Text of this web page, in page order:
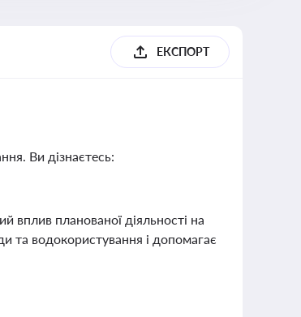
ЕКСПОРТ
Ви дізнаєтесь:
вплив планованої діяльності на
та водокористування і допомагає